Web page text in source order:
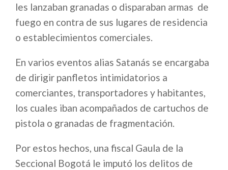
les lanzaban granadas o disparaban armas de
fuego en contra de sus lugares de residencia
o establecimientos comerciales.
En varios eventos alias Satanás se encargaba
de dirigir panfletos intimidatorios a
comerciantes, transportadores y habitantes,
los cuales iban acompañados de cartuchos de
pistola o granadas de fragmentación.
Por estos hechos, una fiscal Gaula de la
Seccional Bogotá le imputó los delitos de